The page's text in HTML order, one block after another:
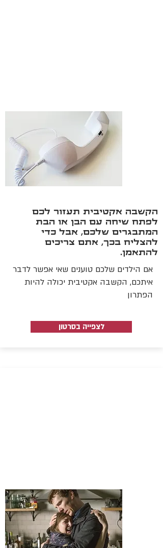
הקשבה אקטיבית תעזור לכם
לפתח שיחה עם הבן או הבת
המתבגרים שלכם, אבל כדי
להצליח בכך, אתם צריכים
להתאמן.
אם הילדים שלכם טוענים שאי אפשר לדבר
איתכם, הקשבה אקטיבית יכולה להיות
הפתרון
לצפייה בסרטון